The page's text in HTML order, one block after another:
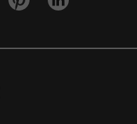
PinterestLinkedIn